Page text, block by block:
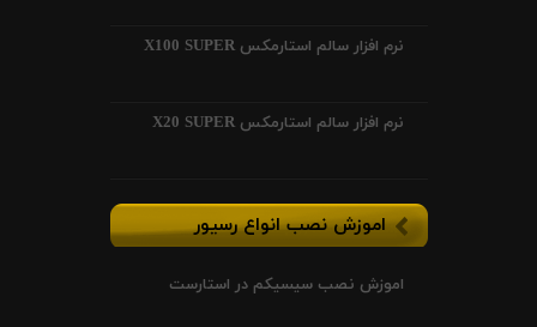
نرم افزار سالم استارمکس X100 SUPER
نرم افزار سالم استارمکس X20 SUPER
اموزش نصب انواع رسیور
اموزش نصب سیسیکم در استارست